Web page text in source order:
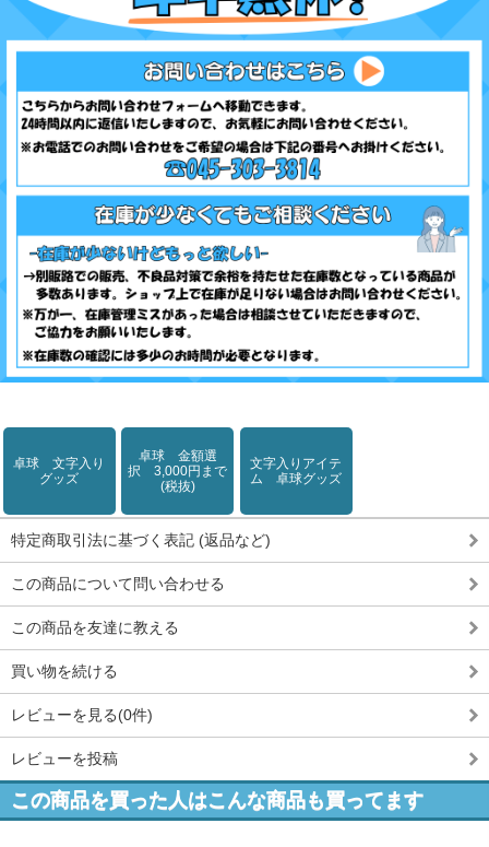
卓球 文字入り
グッズ
卓球 金額選
択 3,000円まで
(税抜)
文字入りアイテ
ム 卓球グッズ
特定商取引法に基づく表記 (返品など)
この商品について問い合わせる
この商品を友達に教える
買い物を続ける
レビューを見る(0件)
レビューを投稿
この商品を買った人はこんな商品も買ってます